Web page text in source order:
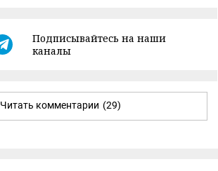
Подписывайтесь на наши
каналы
Читать комментарии (29)